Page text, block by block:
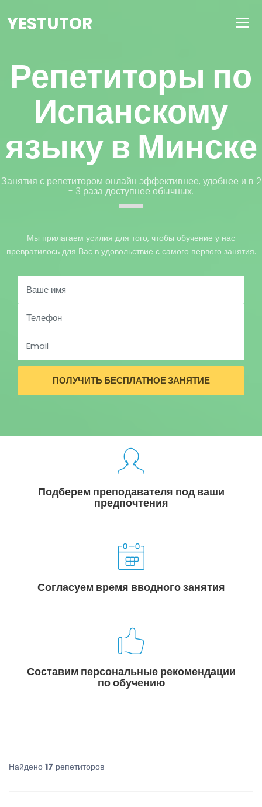
YESTUTOR
Репетиторы по
Испанскому
языку в Минске
Занятия с репетитором онлайн эффективнее, удобнее и в 2
- 3 раза доступнее обычных.
Мы прилагаем усилия для того, чтобы обучение у нас
превратилось для Вас в удовольствие с самого первого занятия.
Подберем преподавателя под ваши
предпочтения
Согласуем время вводного занятия
Составим персональные рекомендации
по обучению
Найдено 17 репетиторов